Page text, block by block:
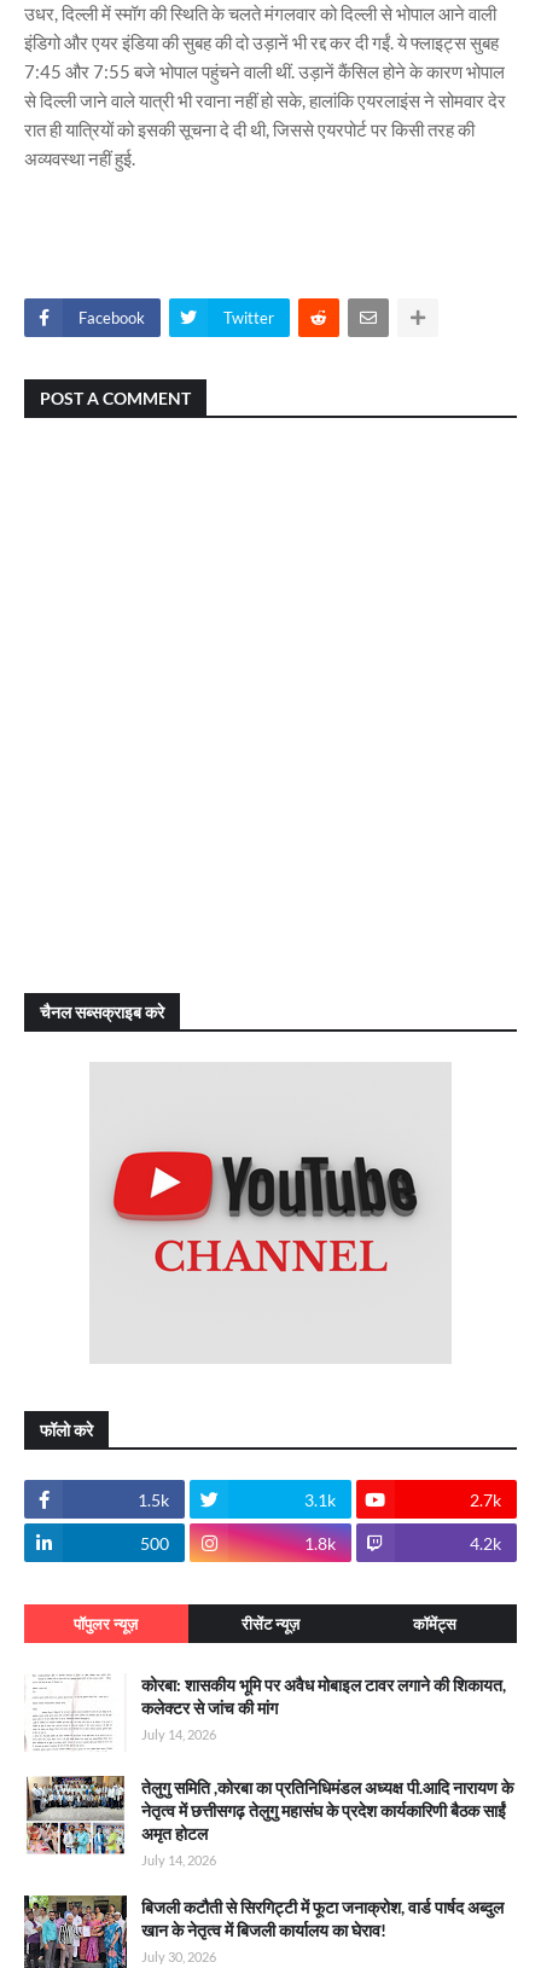
उधर, दिल्ली में स्मॉग की स्थिति के चलते मंगलवार को दिल्ली से भोपाल आने वाली
इंडिगो और एयर इंडिया की सुबह की दो उड़ानें भी रद्द कर दी गईं. ये फ्लाइट्स सुबह
7:45 और 7:55 बजे भोपाल पहुंचने वाली थीं. उड़ानें कैंसिल होने के कारण भोपाल
से दिल्ली जाने वाले यात्री भी रवाना नहीं हो सके, हालांकि एयरलाइंस ने सोमवार देर
रात ही यात्रियों को इसकी सूचना दे दी थी, जिससे एयरपोर्ट पर किसी तरह की
अव्यवस्था नहीं हुई.
Facebook Twitter
POST A COMMENT
चैनल सब्सक्राइब करे
फॉलो करे
1.5k 3.1k 2.7k
500 1.8k 4.2k
पॉपुलर न्यूज़ रीसेंट न्यूज़ कॉमेंट्स
कोरबा: शासकीय भूमि पर अवैध मोबाइल टावर लगाने की शिकायत,
कलेक्टर से जांच की मांग
July 14, 2026
तेलुगु समिति ,कोरबा का प्रतिनिधिमंडल अध्यक्ष पी.आदि नारायण के
नेतृत्व में छत्तीसगढ़ तेलुगु महासंघ के प्रदेश कार्यकारिणी बैठक साईं
अमृत होटल
July 14, 2026
बिजली कटौती से सिरगिट्टी में फूटा जनाक्रोश, वार्ड पार्षद अब्दुल
खान के नेतृत्व में बिजली कार्यालय का घेराव!
July 30, 2026